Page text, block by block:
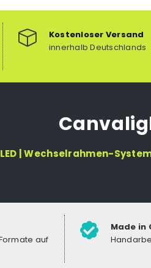
Kostenloser Versand
innerhalb Deutschlands
LED | Wechselrahmen-
auf
Made in